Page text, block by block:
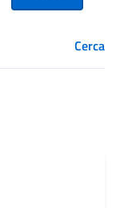
Cerca